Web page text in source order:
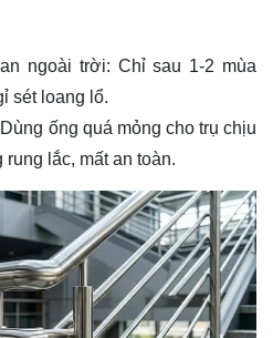
ngoài trời: Chỉ sau 1-2 mùa
sét loang lổ.
ống quá mỏng cho trụ chịu
lắc, mất an toàn.